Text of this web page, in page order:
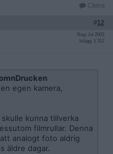
Citera
#12
Reg: Jul 2003
Inlägg: 1 312
egen kamera,
kunna tillverka
filmrullar. Denna
analogt foto aldrig
äldre dagar.